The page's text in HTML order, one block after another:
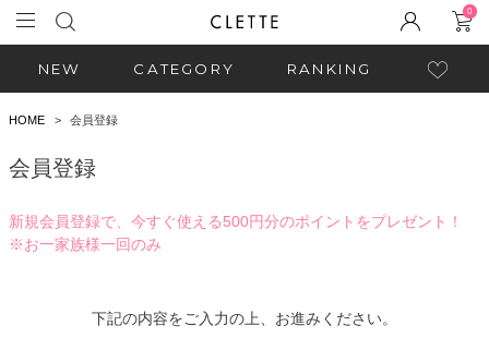
0
NEW CATEGORY RANKING
HOME 会員登録
会員登録
新規会員登録で、今すぐ使える500円分のポイントをプレゼント！
※お一家族様一回のみ
下記の内容をご入力の上、お進みください。